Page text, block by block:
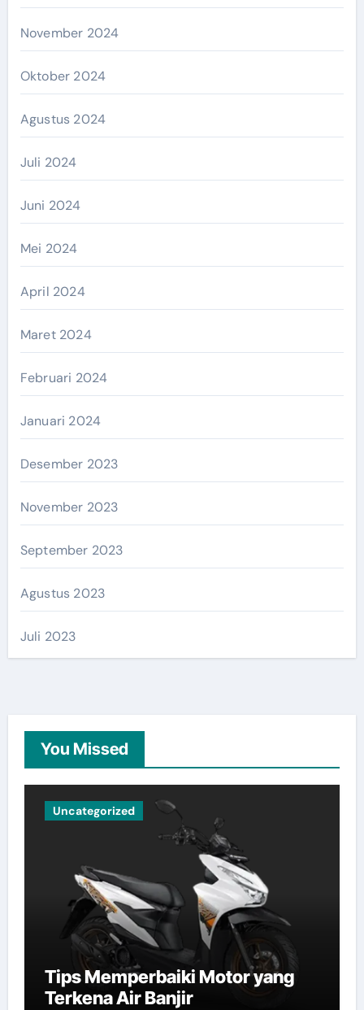
November 2024
Oktober 2024
Agustus 2024
Juli 2024
Juni 2024
Mei 2024
April 2024
Maret 2024
Februari 2024
Januari 2024
Desember 2023
November 2023
September 2023
Agustus 2023
Juli 2023
You Missed
Uncategorized
Tips Memperbaiki Motor yang
Terkena Air Banjir